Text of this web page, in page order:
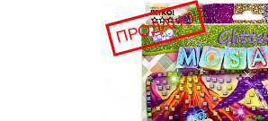
ПРОДАНО